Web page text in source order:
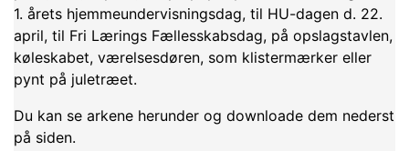
1. årets hjemmeundervisningsdag, til HU-dagen d. 22.
april, til Fri Lærings Fællesskabsdag, på opslagstavlen,
køleskabet, værelsesdøren, som klistermærker eller
pynt på juletræet.
Du kan se arkene herunder og downloade dem nederst
på siden.